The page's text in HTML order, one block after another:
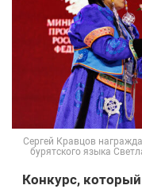
Сергей Кравцов
бурятского языка
Конкурс,